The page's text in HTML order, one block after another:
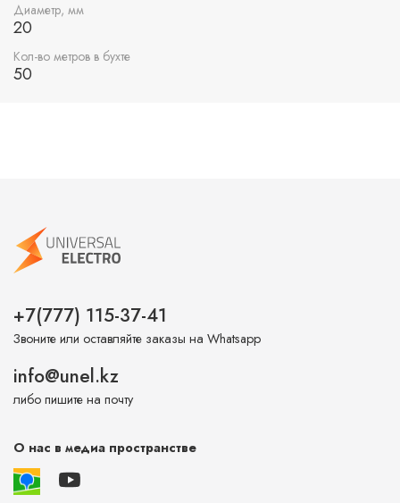
Диаметр, мм
20
Кол-во метров в бухте
50
+7(777) 115-37-41
Звоните или оставляйте заказы на Whatsapp
info@unel.kz
либо пишите на почту
О нас в медиа пространстве